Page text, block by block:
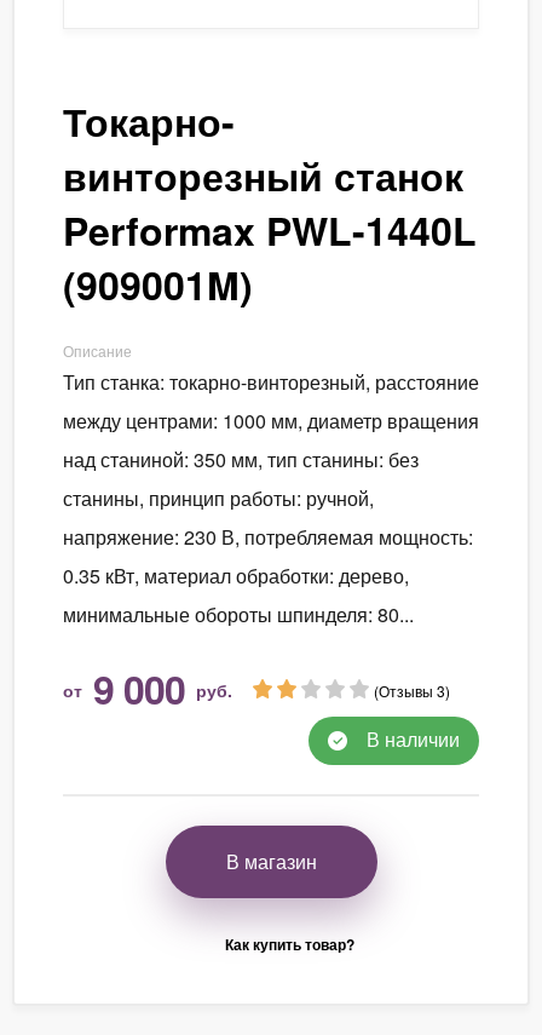
Токарно-
винторезный станок
Performax PWL-1440L
(909001M)
Описание
Тип станка: токарно-винторезный, расстояние
между центрами: 1000 мм, диаметр вращения
над станиной: 350 мм, тип станины: без
станины, принцип работы: ручной,
напряжение: 230 В, потребляемая мощность:
0.35 кВт, материал обработки: дерево,
минимальные обороты шпинделя: 80...
от 9 000 руб. (Отзывы 3)
В наличии
В магазин
Как купить товар?